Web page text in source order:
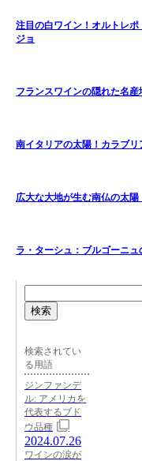
注目の白ワイン！オルトレ
ジョ
フランスワインの隠れた名
南イタリアの太陽！カラブリ
広大な大地が生む南仏の太
ラ・ターシュ：ブルゴーニュ
検索
検索されてい
る用語
ジンファンデ
ル: アメリカを
代表するブド
ウ品種
2024.07.26
ワインの涙が